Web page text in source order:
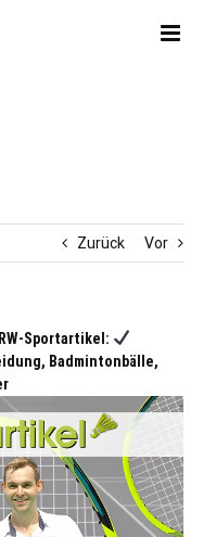
Zurück Vor
RW-Sportartikel:
Badmintonbälle,